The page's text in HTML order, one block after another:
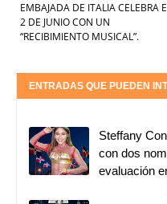
EMBAJADA DE ITALIA CELEBRA
2 DE JUNIO CON UN
“RECIBIMIENTO MUSICAL”.
ENTRADAS QUE PUEDEN
Steffany
con dos
evaluación